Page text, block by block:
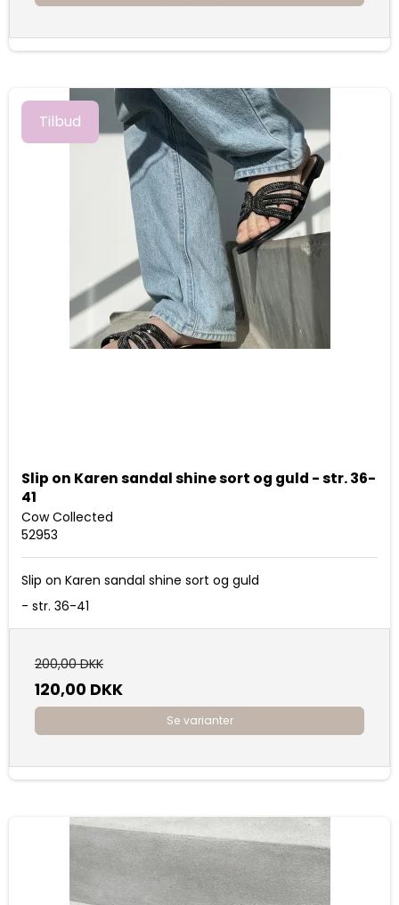
Tilbud
Slip on Karen sandal shine sort og guld - str. 36-
41
Cow Collected
52953
Slip on Karen sandal shine sort og guld
- str. 36-41
200,00 DKK
120,00 DKK
Se varianter